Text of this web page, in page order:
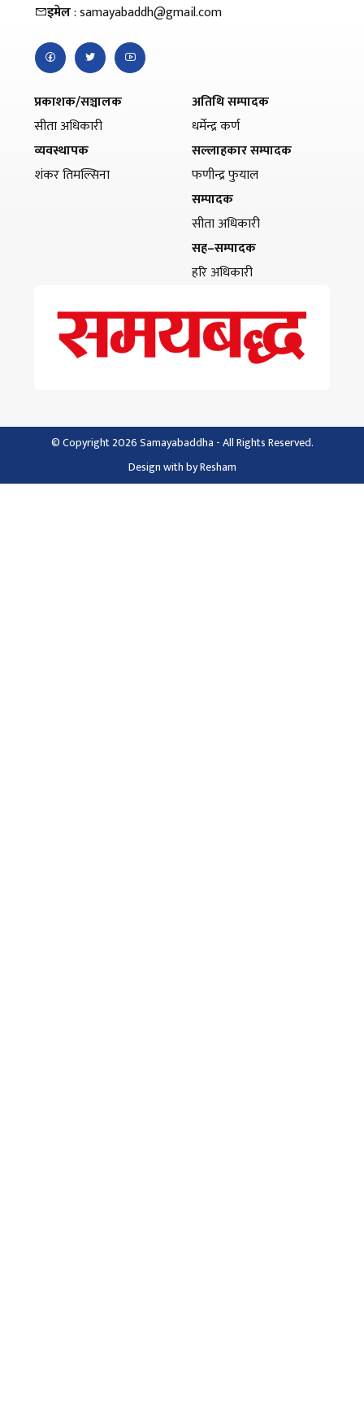
इमेल: samayabaddh@gmail.com
प्रकाशक/सञ्चालक
सीता अधिकारी
व्यवस्थापक
शंकर तिमल्सिना
अतिथि सम्पादक
धर्मेन्द्र कर्ण
सल्लाहकार सम्पादक
फणीन्द्र फुयाल
सम्पादक
सीता अधिकारी
सह–सम्पादक
हरि अधिकारी
© Copyright 2026 Samayabaddha - All Rights Reserved.
Design withbyResham